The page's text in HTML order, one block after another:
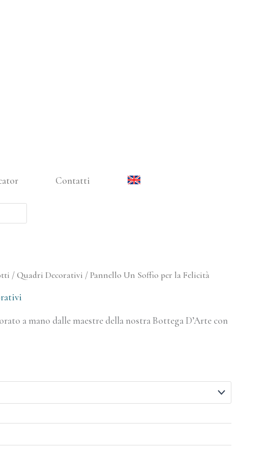
Contatti
/ Quadri Decorativi / Pannello Un Soffio per la Felicità
a mano dalle maestre della nostra Bottega D’Arte con